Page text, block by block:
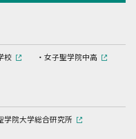
校
女子聖学院中高
学院大学総合研究所